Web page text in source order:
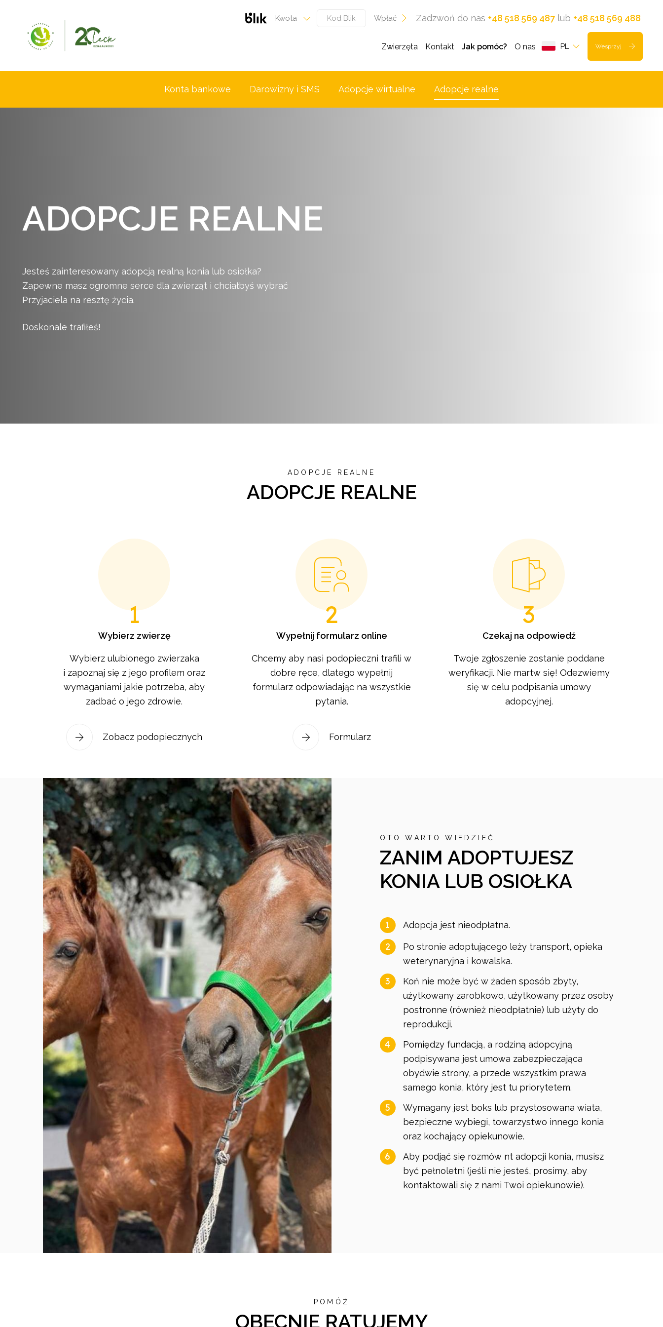
Kwota Wpłać Zadzwoń do nas +48 518 569 487lub +48 518 569 488
Zwierzęta Kontakt Jak pomóc? O nas PL Wesprzyj
Konta bankowe Darowizny i SMS Adopcje wirtualne Adopcje realne
ADOPCJE REALNE
Jesteś zainteresowany adopcją realną konia lub osiołka?
Zapewne masz ogromne serce dla zwierząt i chciałbyś wybrać
Przyjaciela na resztę życia.
Doskonale trafiłeś!
ADOPCJE REALNE
ADOPCJE REALNE
1
Wybierz zwierzę
Wybierz ulubionego zwierzaka
i zapoznaj się z jego profilem oraz
wymaganiami jakie potrzeba, aby
zadbać o jego zdrowie.
Zobacz podopiecznych
2
Wypełnij formularz online
Chcemy aby nasi podopieczni trafili w
dobre ręce, dlatego wypełnij
formularz odpowiadając na wszystkie
pytania.
Formularz
3
Czekaj na odpowiedź
Twoje zgłoszenie zostanie poddane
weryfikacji. Nie martw się! Odezwiemy
się w celu podpisania umowy
adopcyjnej.
OTO WARTO WIEDZIEĆ
ZANIM ADOPTUJESZ
KONIA LUB OSIOŁKA
1 Adopcja jest nieodpłatna.
2
Po stronie adoptującego leży transport, opieka
weterynaryjna i kowalska.
3
Koń nie może być w żaden sposób zbyty,
użytkowany zarobkowo, użytkowany przez osoby
postronne (również nieodpłatnie) lub użyty do
reprodukcji.
4
Pomiędzy fundacją, a rodziną adopcyjną
podpisywana jest umowa zabezpieczająca
obydwie strony, a przede wszystkim prawa
samego konia, który jest tu priorytetem.
5
Wymagany jest boks lub przystosowana wiata,
bezpieczne wybiegi, towarzystwo innego konia
oraz kochający opiekunowie.
6
Aby podjąć się rozmów nt adopcji konia, musisz
być pełnoletni (jeśli nie jesteś, prosimy, aby
kontaktowali się z nami Twoi opiekunowie).
POMÓŻ
OBECNIE RATUJEMY